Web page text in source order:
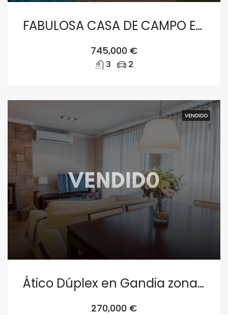
FABULOSA CASA DE CAMPO EN DENIA RODEADA DE NARANJOS Y CON AROMA A MAR
745,000 €
3 2
VENDIDO
Ático Dúplex en Gandia zona Beniopa
270,000 €